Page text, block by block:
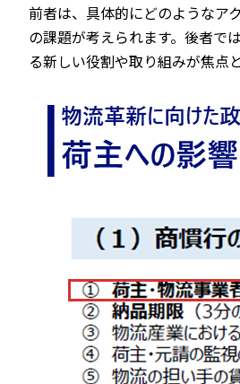
前者は、具体的にどのようなア
の課題が考えられます。後者で
る新しい役割や取り組みが焦点